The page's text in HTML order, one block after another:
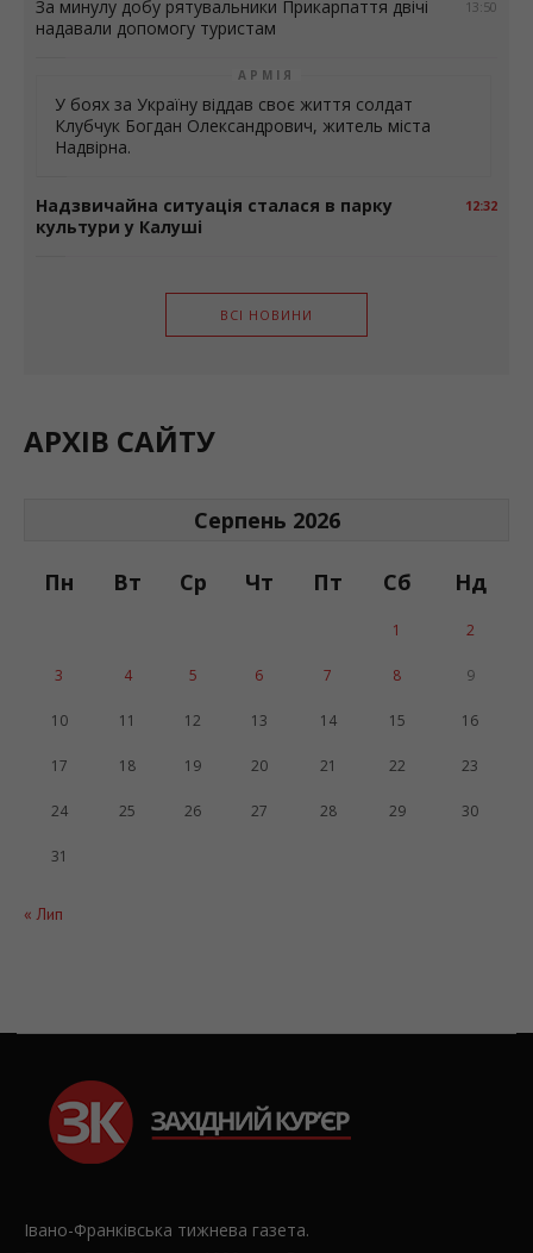
13:50
За минулу добу рятувальники Прикарпаття двічі
надавали допомогу туристам
АРМІЯ
У боях за Україну віддав своє життя солдат
Клубчук Богдан Олександрович, житель міста
Надвірна.
12:32
Надзвичайна ситуація сталася в парку
культури у Калуші
ВСІ НОВИНИ
АРХІВ САЙТУ
Серпень 2026
Пн Вт Ср Чт Пт Сб Нд
« Лип
1 2
3 4 5 6 7 8 9
10 11 12 13 14 15 16
17 18 19 20 21 22 23
24 25 26 27 28 29 30
31
Івано-Франківська тижнева газета.